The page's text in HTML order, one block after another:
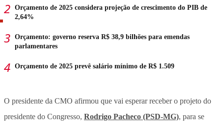
Orçamento de 2025 considera projeção de crescimento do PIB de
2,64%
Orçamento: governo reserva R$ 38,9 bilhões para emendas
parlamentares
Orçamento de 2025 prevê salário mínimo de R$ 1.509
O presidente da CMO afirmou que vai esperar receber o projeto do
presidente do Congresso, Rodrigo Pacheco (PSD-MG), para se